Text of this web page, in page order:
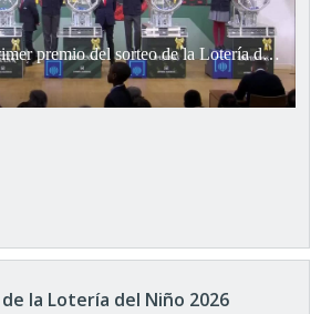
la Lotería del Niño 2026